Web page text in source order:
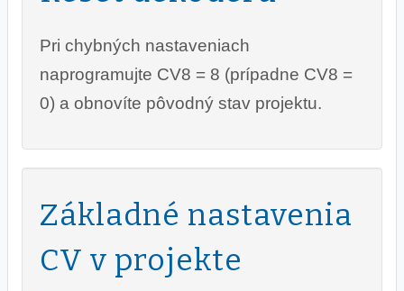
Pri chybných nastaveniach
naprogramujte CV8 = 8 (prípadne CV8 =
0) a obnovíte pôvodný stav projektu.
Základné nastavenia
CV v projekte